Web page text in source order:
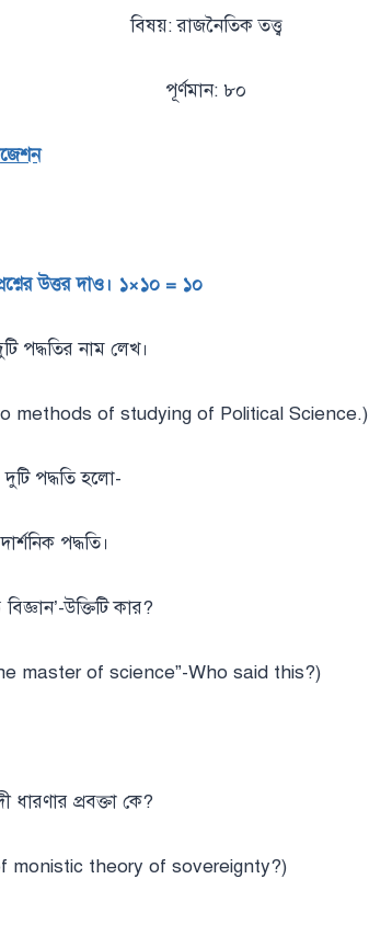
বিষয়: রাজনৈতিক তত্ত্ব
পূর্ণমান: ৮০
উত্তর দাও। ১×১০ = ১০
পদ্ধতির নাম লেখ।
methods of studying of Political Science.)
দুটি পদ্ধতি হলো-
পদ্ধতি।
বিজ্ঞান’-উক্তিটি কার?
master of science”-Who said this?)
ধারণার প্রবক্তা কে?
monistic theory of sovereignty?)